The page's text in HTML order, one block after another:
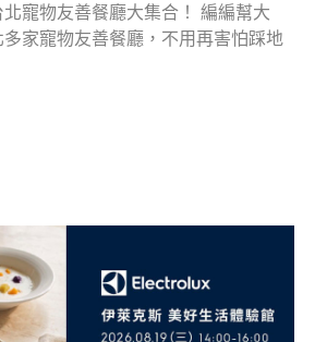
寵物友善餐廳大集合！ 編編幫大
家寵物友善餐廳，不用再害怕踩地